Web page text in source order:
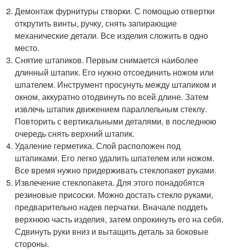
Демонтаж фурнитуры створки. С помощью отвертки
открутить винты, ручку, снять запирающие
механические детали. Все изделия сложить в одно
место.
Снятие штапиков. Первым снимается наиболее
длинный штапик. Его нужно отсоединить ножом или
шпателем. Инструмент просунуть между штапиком и
окном, аккуратно отодвинуть по всей длине. Затем
извлечь штапик движением параллельным стеклу.
Повторить с вертикальными деталями, в последнюю
очередь снять верхний штапик.
Удаление герметика. Слой расположен под
штапиками. Его легко удалить шпателем или ножом.
Все время нужно придерживать стеклопакет руками.
Извлечение стеклопакета. Для этого понадобятся
резиновые присоски. Можно достать стекло руками,
предварительно надев перчатки. Вначале поддеть
верхнюю часть изделия, затем опрокинуть его на себя.
Сдвинуть руки вниз и вытащить деталь за боковые
стороны.